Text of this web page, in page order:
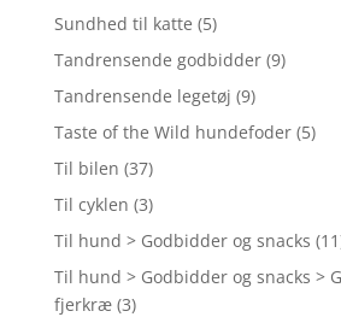
Sundhed til katte (5)
Tandrensende godbidder (9)
Tandrensende legetøj (9)
Taste of the Wild hundefoder (5)
Til bilen (37)
Til cyklen (3)
Til hund > Godbidder og snacks
Til hund > Godbidder og snacks >
fjerkræ (3)